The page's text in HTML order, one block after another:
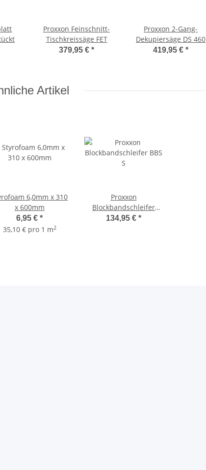
Proxxon Feinschnitt-
Tischkreissäge FET
379,95 € *
Proxxon 2-Gang-
Dekupiersäge DS 460
419,95 € *
Artikel
6,0mm x 310
x 600mm
6,95 € *
35,10 € pro 1 m2
Proxxon
Blockbandschleifer
BBS/S
134,95 € *